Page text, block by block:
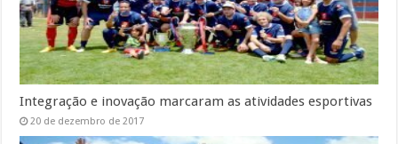
Integração e inovação marcaram as atividades esportivas
20 de dezembro de 2017